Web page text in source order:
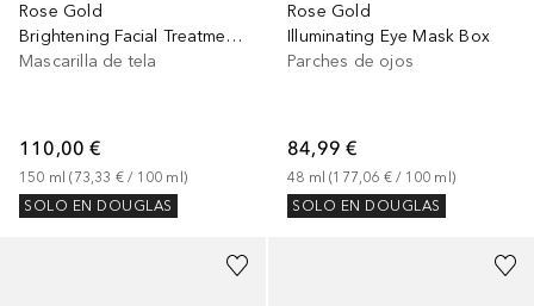
Rose Gold
Brightening Facial Treatment Mask Box
Mascarilla de tela
110,00 €
150 ml (73,33 € / 100 ml )
SOLO EN DOUGLAS
Rose Gold
Illuminating Eye Mask Box
Parches de ojos
84,99 €
48 ml (177,06 € / 100 ml )
SOLO EN DOUGLAS